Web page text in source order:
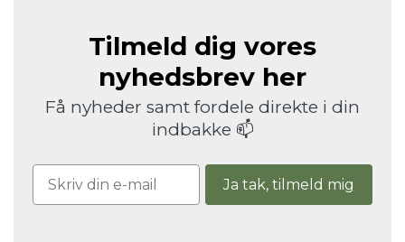
Tilmeld dig vores
nyhedsbrev her
Få nyheder samt fordele direkte i din
indbakke 📫
Ja tak, tilmeld mig